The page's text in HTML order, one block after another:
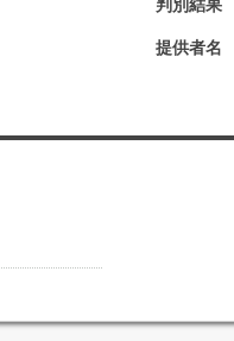
判別結果
提供者名